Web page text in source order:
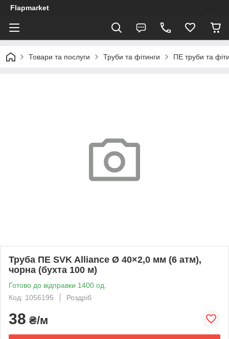
Flapmarket
Товари та послуги Труби та фітинги ПЕ труби та
Труба ПЕ SVK Alliance Ø 40×2,0 мм (6 атм),
чорна (бухта 100 м)
Готово до відправки 1400 од.
Код: 1056195
Роздріб
38 ₴/м